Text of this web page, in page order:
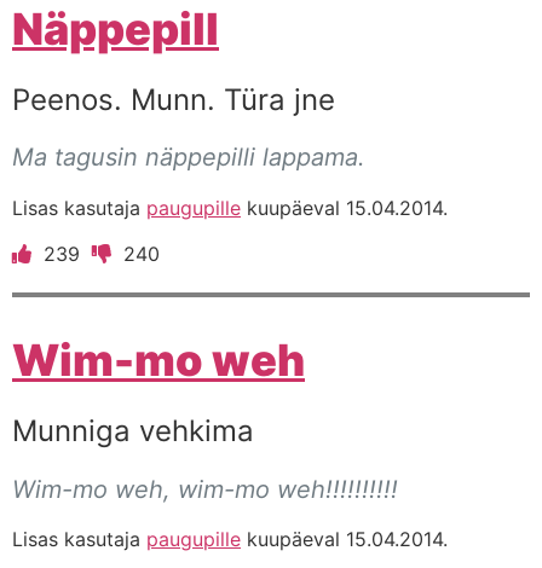
Näppepill
Peenos. Munn. Türa jne
Ma tagusin näppepilli lappama.
Lisas kasutaja paugupille kuupäeval 15.04.2014.
239
240
Wim-mo weh
Munniga vehkima
Wim-mo weh, wim-mo weh!!!!!!!!!!
Lisas kasutaja paugupille kuupäeval 15.04.2014.